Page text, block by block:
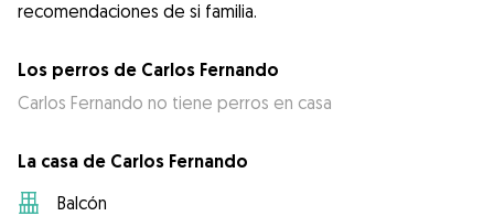
Los perros de Carlos Fernando
Carlos Fernando no tiene perros en casa
La casa de Carlos Fernando
Balcón